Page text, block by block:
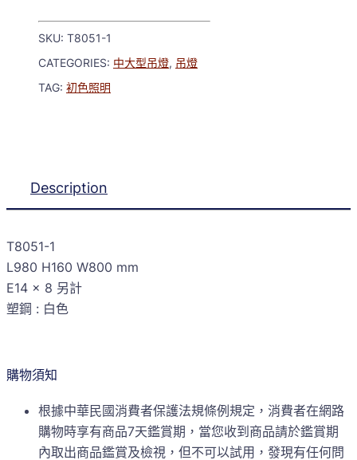
SKU: T8051-1
CATEGORIES: 中大型吊燈, 吊燈
TAG: 初色照明
Description
T8051-1
L980 H160 W800 mm
E14 x 8 另計
塑鋼 : 白色
購物須知
根據中華民國消費者保護法規條例規定，消費者在網路
購物時享有商品7天鑑賞期，當您收到商品請於鑑賞期
內取出商品鑑賞及檢視，但不可以試用，發現有任何問